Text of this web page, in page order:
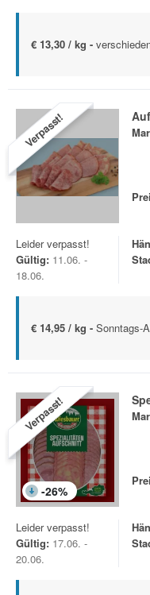
€ 13,30 / kg -
Verpasst!
Leider verpasst!
Gültig: 11.06. -
18.06.
€ 14,95 / kg - Sonntags-
Verpasst!
-26%
Leider verpasst!
Gültig: 17.06. -
20.06.